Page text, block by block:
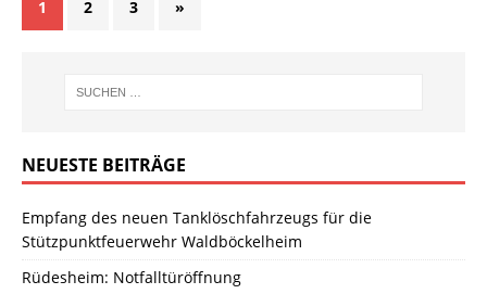
1 2 3 »
NEUESTE BEITRÄGE
Empfang des neuen Tanklöschfahrzeugs für die
Stützpunktfeuerwehr Waldböckelheim
Rüdesheim: Notfalltüröffnung